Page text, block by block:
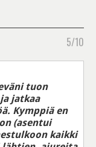
5/10
tuon
jatkaa
Kymppiä en
(asentui
kaikki